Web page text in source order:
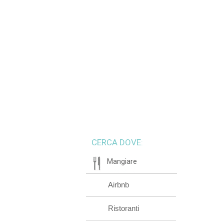
CERCA DOVE:
Mangiare
Airbnb
Ristoranti